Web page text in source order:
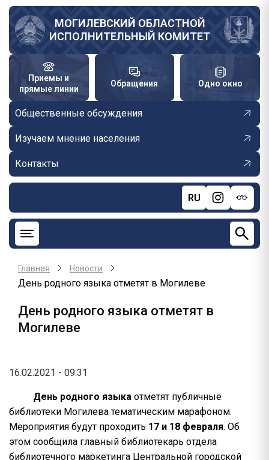
Перейти
основному
содержанию
МОГИЛЕВСКИЙ ОБЛАСТНОЙ
ИСПОЛНИТЕЛЬНЫЙ КОМИТЕТ
Приемы и
прямые линии
Обращения Одно окно
Общественные обсуждения
Изучаем мнение населения
Контакты
RU
Главная Новости
День родного языка отметят в Могилеве
День родного языка отметят в
Могилеве
16.02.2021 - 09:31
День родного языка отметят публичные
библиотеки Могилева тематическим марафоном.
Мероприятия будут проходить 17 и 18 февраля. Об
этом сообщила главный библиотекарь отдела
библиотечного маркетинга Центральной городской